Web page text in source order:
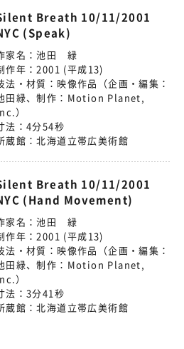
Breath 10/11/2001
(Speak)
家名：池田 緑
作年：2001 (平成13)
法・材質： 映像作品（企画・編集：
田緑、制作：Motion Planet,
）
法： 4分54秒
蔵館：北海道立帯広美術館
Breath 10/11/2001
(Hand Movement)
家名：池田 緑
作年：2001 (平成13)
法・材質： 映像作品（企画・編集：
田緑、制作：Motion Planet,
）
法： 3分41秒
蔵館：北海道立帯広美術館